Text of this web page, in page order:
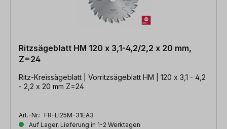
Ritzsägeblatt HM 120 x 3,1-4,2/2,2 x 20 mm,
Z=24
Ritz-Kreissägeblatt | Vorritzsägeblatt HM | 120 x 3,1 - 4,2
- 2,2 x 20 mm Z=24
Art.-Nr.: FR-LI25M-31EA3
Auf Lager, Lieferung in 1-2 Werktagen